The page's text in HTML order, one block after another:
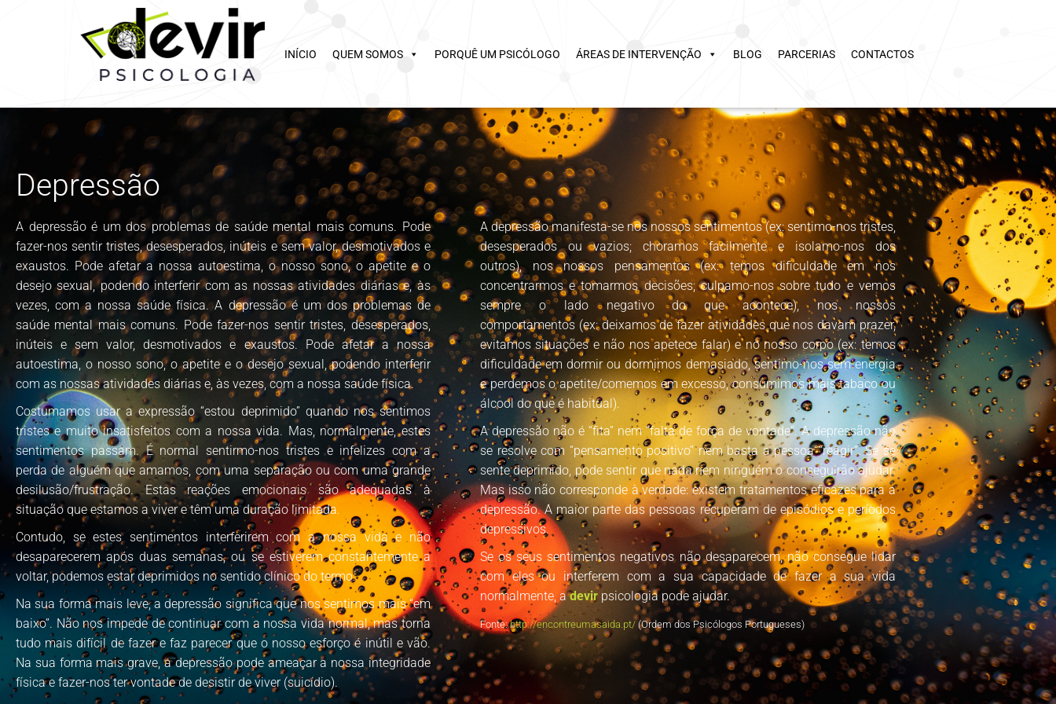
INÍCIO QUEM SOMOS PORQUÊ UM PSICÓLOGO ÁREAS DE INTERVENÇÃO BLOG PARCERIAS CONTACTOS
Depressão
A depressão é um dos problemas de saúde mental mais comuns. Pode
fazer-nos sentir tristes, desesperados, inúteis e sem valor, desmotivados e
exaustos. Pode afetar a nossa autoestima, o nosso sono, o apetite e o
desejo sexual, podendo interferir com as nossas atividades diárias e, às
vezes, com a nossa saúde física. A depressão é um dos problemas de
saúde mental mais comuns. Pode fazer-nos sentir tristes, desesperados,
inúteis e sem valor, desmotivados e exaustos. Pode afetar a nossa
autoestima, o nosso sono, o apetite e o desejo sexual, podendo interferir
com as nossas atividades diárias e, às vezes, com a nossa saúde física.
Costumamos usar a expressão “estou deprimido” quando nos sentimos
tristes e muito insatisfeitos com a nossa vida. Mas, normalmente, estes
sentimentos passam. É normal sentirmo-nos tristes e infelizes com a
perda de alguém que amamos, com uma separação ou com uma grande
desilusão/frustração. Estas reações emocionais são adequadas à
situação que estamos a viver e têm uma duração limitada.
Contudo, se estes sentimentos interferirem com a nossa vida e não
desaparecerem após duas semanas, ou se estiverem constantemente a
voltar, podemos estar deprimidos no sentido clínico do termo.
Na sua forma mais leve, a depressão significa que nos sentimos mais “em
baixo”. Não nos impede de continuar com a nossa vida normal, mas torna
tudo mais difícil de fazer e faz parecer que o nosso esforço é inútil e vão.
Na sua forma mais grave, a depressão pode ameaçar a nossa integridade
física e fazer-nos ter vontade de desistir de viver (suicídio).
A depressão manifesta-se nos nossos sentimentos (ex: sentimo-nos tristes,
desesperados ou vazios; choramos facilmente e isolamo-nos dos
outros), nos nossos pensamentos (ex: temos dificuldade em nos
concentrarmos e tomarmos decisões; culpamo-nos sobre tudo e vemos
sempre o lado negativo do que acontece), nos nossos
comportamentos (ex: deixamos de fazer atividades que nos davam prazer,
evitamos situações e não nos apetece falar) e no nosso corpo (ex: temos
dificuldade em dormir ou dormimos demasiado, sentimo-nos sem energia
e perdemos o apetite/comemos em excesso, consumimos mais tabaco ou
álcool do que é habitual).
A depressão não é “fita” nem “falta de força de vontade”. A depressão não
se resolve com “pensamento positivo” nem basta a pessoa “reagir”. Se se
sente deprimido, pode sentir que nada nem ninguém o conseguirão ajudar.
Mas isso não corresponde à verdade: existem tratamentos eficazes para a
depressão. A maior parte das pessoas recuperam de episódios e períodos
depressivos.
Se os seus sentimentos negativos não desaparecem, não consegue lidar
com eles ou interferem com a sua capacidade de fazer a sua vida
normalmente, adevir psicologia pode ajudar.
Fonte:http://encontreumasaida.pt/(Ordem dos Psicólogos Portugueses)